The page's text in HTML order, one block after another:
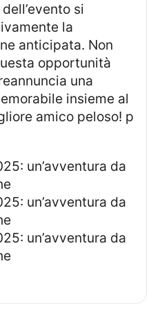
la
anticipata. Non
opportunità
una
insieme al
amico peloso! p